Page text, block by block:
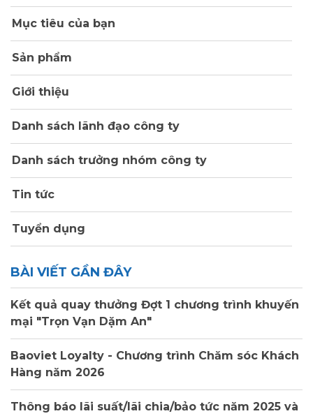
Mục tiêu của bạn
Sản phẩm
Giới thiệu
Danh sách lãnh đạo công ty
Danh sách trưởng nhóm công ty
Tin tức
Tuyển dụng
BÀI VIẾT GẦN ĐÂY
Kết quả quay thưởng Đợt 1 chương trình khuyến
mại "Trọn Vạn Dặm An"
Baoviet Loyalty - Chương trình Chăm sóc Khách
Hàng năm 2026
Thông báo lãi suất/lãi chia/bảo tức năm 2025 và